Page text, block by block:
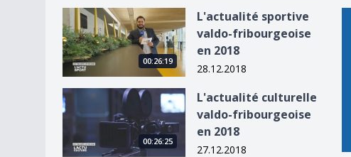
L&#039;actualité sportive valdo-fribourgeoise en 2018
00:26:19
L'actualité sportive
valdo-fribourgeoise
en 2018
28.12.2018
L&#039;actualité culturelle valdo-fribourgeoise en 2018
00:26:25
L'actualité culturelle
valdo-fribourgeoise
en 2018
27.12.2018